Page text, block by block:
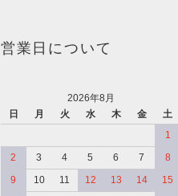
営業日について
2026年8月
日
月 火 水 木 金
土
1
2
3 4 5 6 7
8
9
10 11 12 13 14
15